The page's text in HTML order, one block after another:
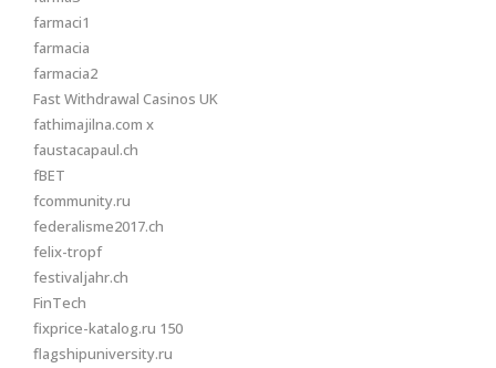
farmaci1
farmacia
farmacia2
Fast Withdrawal Casinos UK
fathimajilna.com x
faustacapaul.ch
fBET
fcommunity.ru
federalisme2017.ch
felix-tropf
festivaljahr.ch
FinTech
fixprice-katalog.ru 150
flagshipuniversity.ru